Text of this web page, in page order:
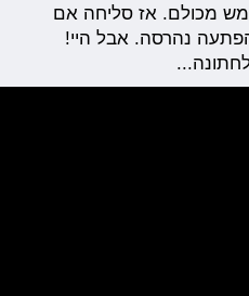
מכולם. אז סליחה אם
נהרסה. אבל היי!
לחתונה...